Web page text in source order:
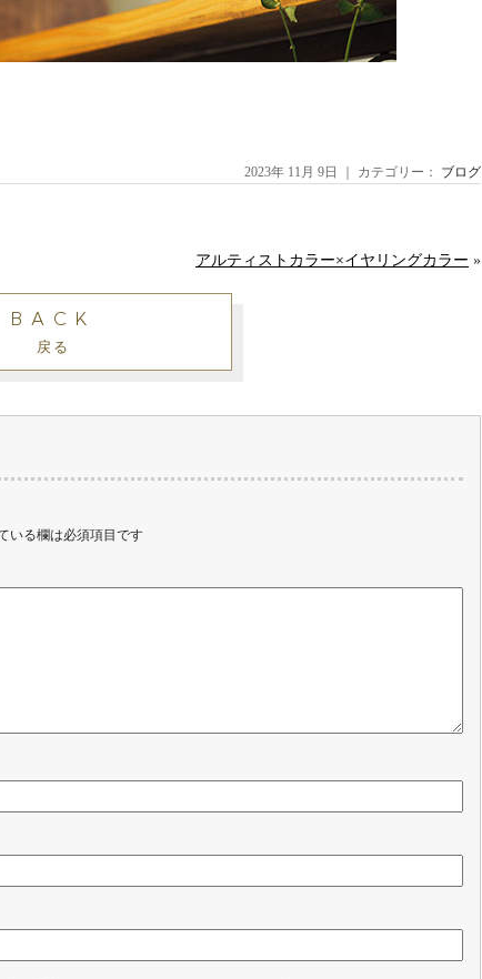
2023年 11月 9日 ｜ カテゴリー： ブログ
アルティストカラー×イヤリングカラー »
BACK
戻る
いる欄は必須項目です